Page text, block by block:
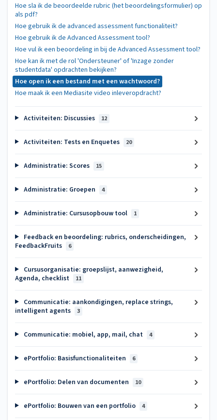
Hoe sla ik de beoordeelde rubric (het beoordelingsformulier) op
als pdf?
Hoe gebruik ik de advanced assessment functionaliteit?
Hoe gebruik ik de Advanced Assessment tool?
Hoe vul ik een beoordeling in bij de Advanced Assessment tool?
Hoe kan ik met de rol 'Ondersteuner' of 'Inzage zonder
studentdata' opdrachten bekijken?
Hoe open ik een bestand met een wachtwoord?
Hoe maak ik een Mediasite video inleveropdracht?
Activiteiten: Discussies 12
Activiteiten: Tests en Enquetes 20
Administratie: Scores 15
Administratie: Groepen 4
Administratie: Cursusopbouw tool 1
Feedback en beoordeling: rubrics, onderscheidingen,
FeedbackFruits
6
Cursusorganisatie: groepslijst, aanwezigheid,
Agenda, checklist
11
Communicatie: aankondigingen, replace strings,
intelligent agents
3
Communicatie: mobiel, app, mail, chat 4
ePortfolio: Basisfunctionaliteiten 6
ePortfolio: Delen van documenten 10
ePortfolio: Bouwen van een portfolio 4